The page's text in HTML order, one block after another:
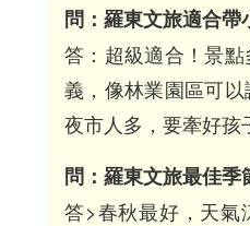
問：羅東文旅適合帶
答：超級適合！景
義，像林業園區可
夜市人多，要牽好孩
問：羅東文旅最佳季
答>春秋最好，天氣